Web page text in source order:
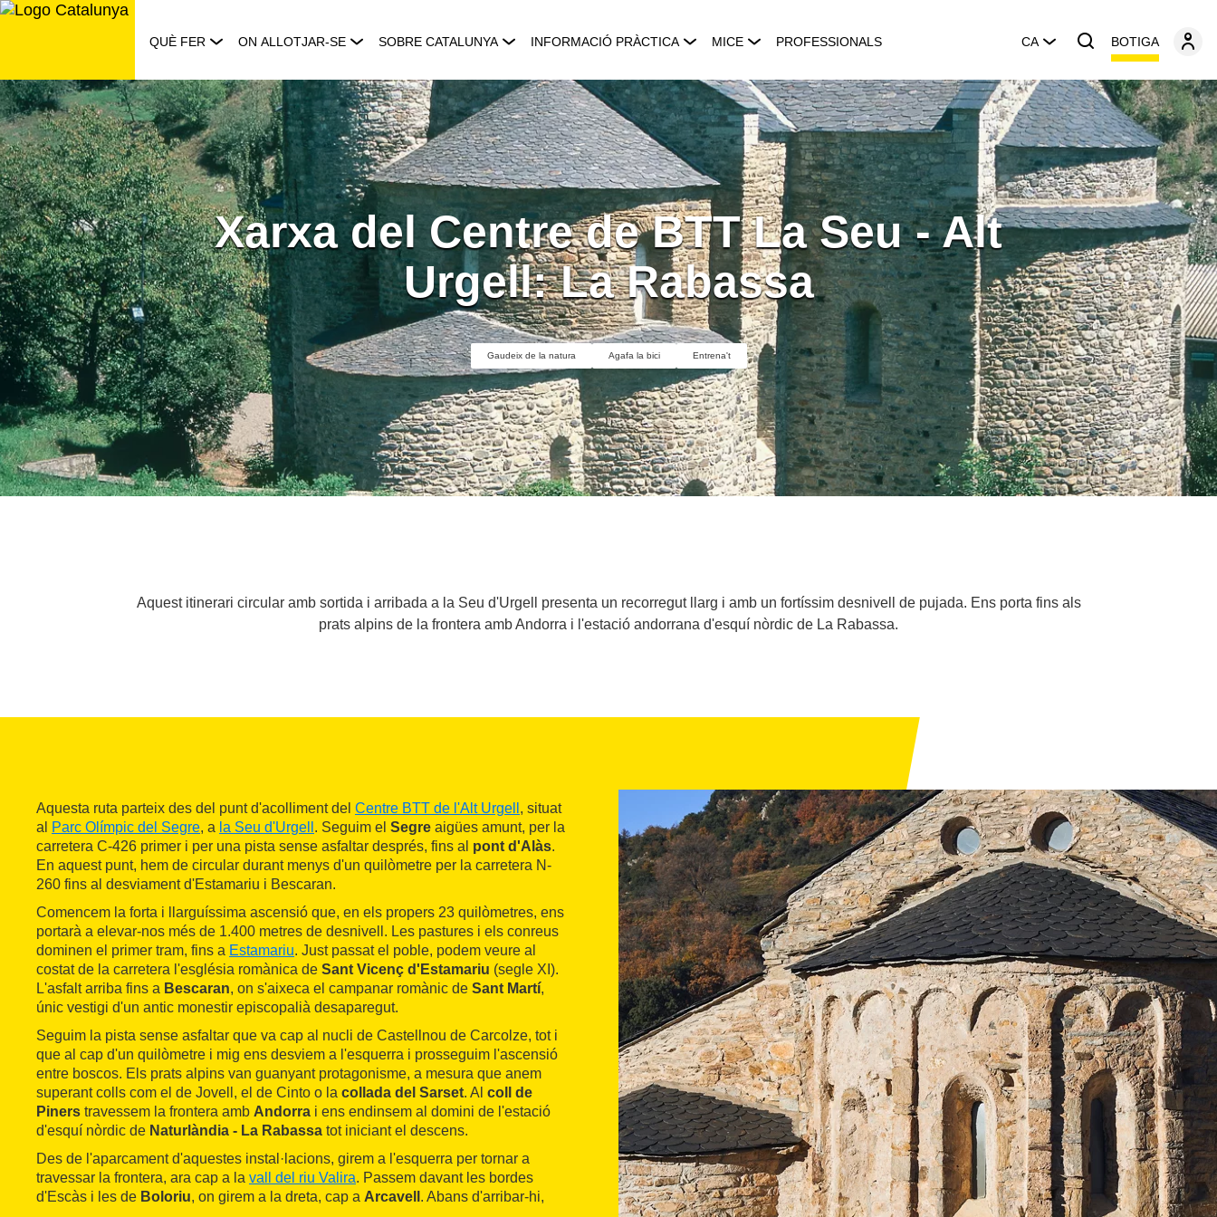
Saltar
QUÈ FER ON ALLOTJAR-SE SOBRE CATALUNYA INFORMACIÓ PRÀCTICA MICE PROFESSIONALS CA BOTIGA
Xarxa del Centre de BTT La Seu - Alt
Urgell: La Rabassa
Gaudeix de la natura Agafa la bici Entrena't
Aquest itinerari circular amb sortida i arribada a la Seu d'Urgell presenta un recorregut llarg i amb un fortíssim desnivell de pujada. Ens porta fins als
prats alpins de la frontera amb Andorra i l'estació andorrana d'esquí nòrdic de La Rabassa.
Aquesta ruta parteix des del punt d'acolliment del Centre BTT de l'Alt Urgell , situat
al
Parc Olímpic del Segre, a la Seu d'Urgell . Seguim el Segre aigües amunt, per la
carretera C-426 primer i per una pista sense asfaltar després, fins al pont d'Alàs.
En aquest punt, hem de circular durant menys d'un quilòmetre per la carretera N-
260 fins al desviament d'Estamariu i Bescaran.
Comencem la forta i llarguíssima ascensió que, en els propers 23 quilòmetres, ens
portarà a elevar-nos més de 1.400 metres de desnivell. Les pastures i els conreus
dominen el primer tram, fins a Estamariu. Just passat el poble, podem veure al
costat de la carretera l'església romànica de Sant Vicenç d'Estamariu (segle XI).
L'asfalt arriba fins a Bescaran, on s'aixeca el campanar romànic de Sant Martí,
únic vestigi d'un antic monestir episcopalià desaparegut.
Seguim la pista sense asfaltar que va cap al nucli de Castellnou de Carcolze, tot i
que al cap d'un quilòmetre i mig ens desviem a l'esquerra i prosseguim l'ascensió
entre boscos. Els prats alpins van guanyant protagonisme, a mesura que anem
superant colls com el de Jovell, el de Cinto o la collada del Sarset. Al coll de
Piners travessem la frontera amb Andorra i ens endinsem al domini de l'estació
d'esquí nòrdic de Naturlàndia - La Rabassa tot iniciant el descens.
Des de l'aparcament d'aquestes instal·lacions, girem a l'esquerra per tornar a
travessar la frontera, ara cap a la vall del riu Valira. Passem davant les bordes
d'Escàs i les de Boloriu, on girem a la dreta, cap a Arcavell . Abans d'arribar-hi,